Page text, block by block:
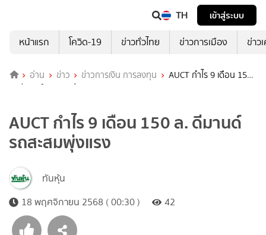
TH
เข้าสู่ระบบ
หน้าแรก
โควิด-19 ข่าวทั่วไทย ข่าวการเมือง ข่าว
อ่าน ข่าว ข่าวการเงิน การลงทุน
AUCT กำไร 9 เดือน 150
ล. ดีมานด์รถสะสมพุ่งแรง
AUCT กำไร 9 เดือน 150 ล. ดีมานด์
รถสะสมพุ่งแรง
ทันหุ้น
18 พฤศจิกายน 2568 ( 00:30 )
42